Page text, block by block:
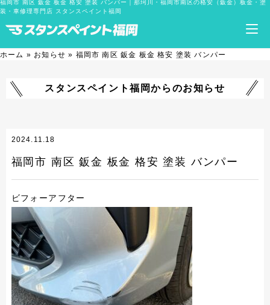
福岡市 南区 鈑金 板金 格安 塗装 バンパー｜那珂川・福岡市南区の格安（鈑金）板金・塗
装・車修理専門店 スタンスペイント福岡
ホーム » お知らせ » 福岡市 南区 鈑金 板金 格安 塗装 バンパー
スタンスペイント福岡からのお知らせ
2024.11.18
福岡市 南区 鈑金 板金 格安 塗装 バンパー
ビフォーアフター